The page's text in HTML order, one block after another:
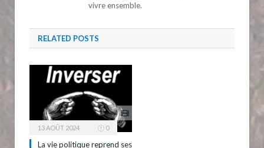
vivre ensemble.
RELATED POSTS
13 AOÛT 2024 0
La vie politique reprend ses